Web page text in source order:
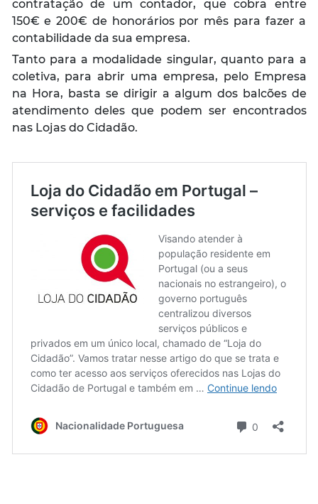
contratação de um contador, que cobra entre
150€ e 200€ de honorários por mês para fazer a
contabilidade da sua empresa.
Tanto para a modalidade singular, quanto para a
coletiva, para abrir uma empresa, pelo Empresa
na Hora, basta se dirigir a algum dos balcões de
atendimento deles que podem ser encontrados
nas Lojas do Cidadão.